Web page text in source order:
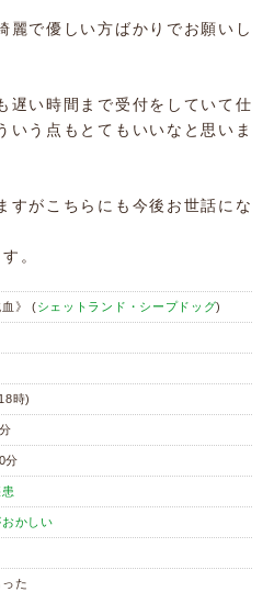
麗で優しい方ばかりでお願いし
遅い時間まで受付をしていて仕
いう点もとてもいいなと思いま
すがこちらにも今後お世話にな
。
血》 (シェットランド・シープドッグ)
時)
分
かしい
た